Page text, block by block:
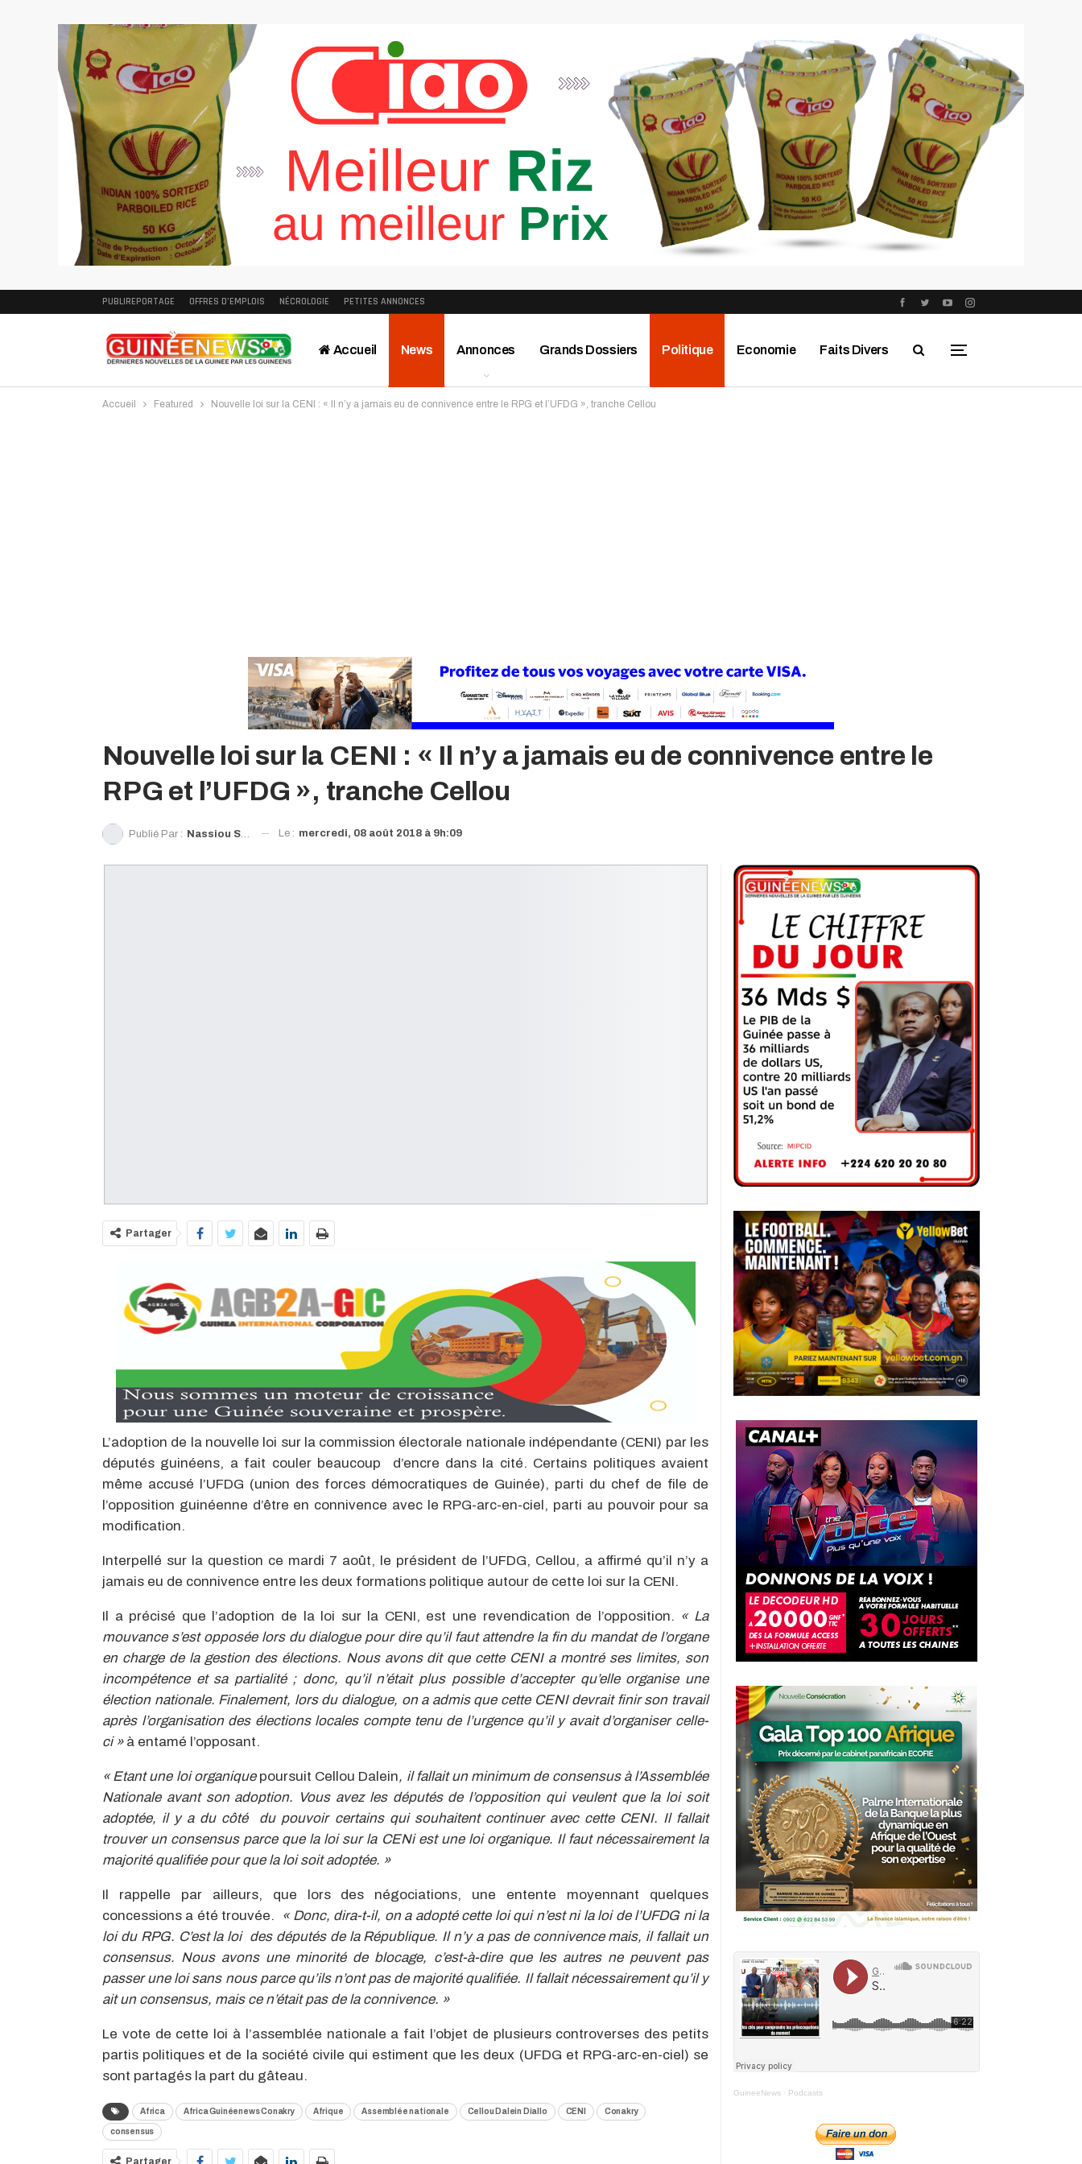
PUBLIREPORTAGE OFFRES D’EMPLOIS NÉCROLOGIE PETITES ANNONCES
Accueil News Annonces Grands Dossiers Politique Economie Faits Divers
Accueil Featured Nouvelle loi sur la CENI : « Il n’y a jamais eu de connivence entre le RPG et l’UFDG », tranche Cellou
Nouvelle loi sur la CENI : « Il n’y a jamais eu de connivence entre le
RPG et l’UFDG », tranche Cellou
Publié Par : Nassiou Sow Le : mercredi, 08 août 2018 à 9h:09
Partager
L’adoption de la nouvelle loi sur la commission électorale nationale indépendante (CENI) par les
députés guinéens, a fait couler beaucoup d’encre dans la cité. Certains politiques avaient
même accusé l’UFDG (union des forces démocratiques de Guinée), parti du chef de file de
l’opposition guinéenne d’être en connivence avec le RPG-arc-en-ciel, parti au pouvoir pour sa
modification.
Interpellé sur la question ce mardi 7 août, le président de l’UFDG, Cellou, a affirmé qu’il n’y a
jamais eu de connivence entre les deux formations politique autour de cette loi sur la CENI.
Il a précisé que l’adoption de la loi sur la CENI, est une revendication de l’opposition. « La
mouvance s’est opposée lors du dialogue pour dire qu’il faut attendre la fin du mandat de l’organe
en charge de la gestion des élections. Nous avons dit que cette CENI a montré ses limites, son
incompétence et sa partialité ; donc, qu’il n’était plus possible d’accepter qu’elle organise une
élection nationale. Finalement, lors du dialogue, on a admis que cette CENI devrait finir son travail
après l’organisation des élections locales compte tenu de l’urgence qu’il y avait d’organiser celle-
ci » à entamé l’opposant.
« Etant une loi organique poursuit Cellou Dalein, il fallait un minimum de consensus à l’Assemblée
Nationale avant son adoption. Vous avez les députés de l’opposition qui veulent que la loi soit
adoptée, il y a du côté du pouvoir certains qui souhaitent continuer avec cette CENI. Il fallait
trouver un consensus parce que la loi sur la CENi est une loi organique. Il faut nécessairement la
majorité qualifiée pour que la loi soit adoptée. »
Il rappelle par ailleurs, que lors des négociations, une entente moyennant quelques
concessions a été trouvée.
« Donc, dira-t-il, on a adopté cette loi qui n’est ni la loi de l’UFDG ni la
loi du RPG. C’est la loi des députés de la République. Il n’y a pas de connivence mais, il fallait un
consensus. Nous avons une minorité de blocage, c’est-à-dire que les autres ne peuvent pas
passer une loi sans nous parce qu’ils n’ont pas de majorité qualifiée. Il fallait nécessairement qu’il y
ait un consensus, mais ce n’était pas de la connivence. »
Le vote de cette loi à l’assemblée nationale a fait l’objet de plusieurs controverses des petits
partis politiques et de la société civile qui estiment que les deux (UFDG et RPG-arc-en-ciel) se
sont partagés la part du gâteau.
Africa Africa Guinéenews Conakry Afrique Assemblée nationale Cellou Dalein Diallo CENI Conakry
consensus
Partager
GuineeNews · Podcasts